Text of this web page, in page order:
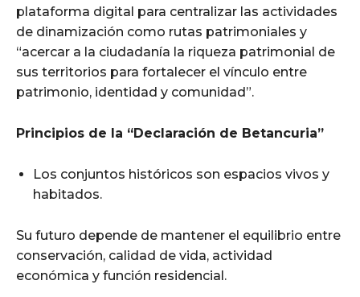
plataforma digital para centralizar las actividades
de dinamización como rutas patrimoniales y
“acercar a la ciudadanía la riqueza patrimonial de
sus territorios para fortalecer el vínculo entre
patrimonio, identidad y comunidad”.
Principios de la “Declaración de Betancuria”
Los conjuntos históricos son espacios vivos y
habitados.
Su futuro depende de mantener el equilibrio entre
conservación, calidad de vida, actividad
económica y función residencial.